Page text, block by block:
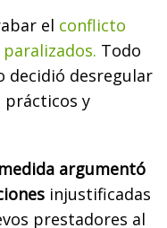
el conflicto
Todo
decidió desregular
prácticos y
medida argumentó
injustificadas
prestadores al